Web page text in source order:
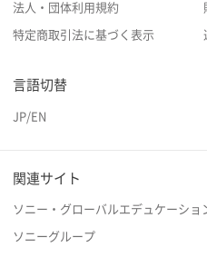
法人・団体利用規約
特定商取引法に基づく表示
言語切替
JP/EN
関連サイト
ソニー・グローバルエデュケーショ
ソニーグループ